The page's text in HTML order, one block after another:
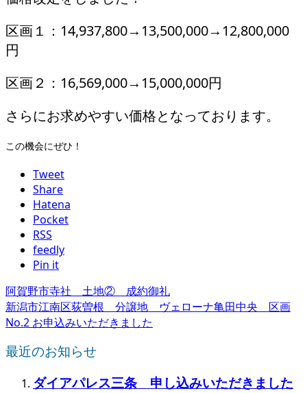
区画１：14,937,800→13,500,000→12,800,000
円
区画２：16,569,000→15,000,000円
さらにお求めやすい価格となっております。
この機会にぜひ！
Tweet
Share
Hatena
Pocket
RSS
feedly
Pin it
阿賀野市寺社 土地② 成約御礼
新潟市江南区荻曽根 分譲地 ヴェローナ亀田中央 区画
No.2 お申込みいただきました
最近のお知らせ
ダイアパレス三条 申し込みいただきました